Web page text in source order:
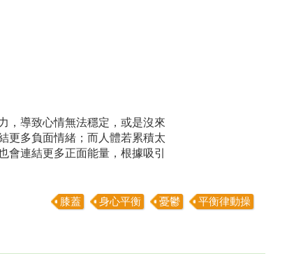
，導致心情無法穩定，或是沒來
更多負面情緒；而人體若累積太
會連結更多正面能量，根據吸引
膝蓋 身心平衡 憂鬱 平衡律動操